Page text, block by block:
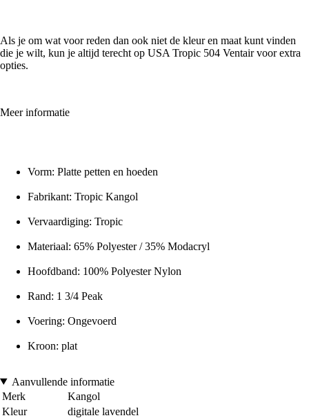
Als je om wat voor reden dan ook niet de kleur en maat kunt vinden
die je wilt, kun je altijd terecht op USA Tropic 504 Ventair voor extra
opties.
Meer informatie
Vorm: Platte petten en hoeden
Fabrikant: Tropic Kangol
Vervaardiging: Tropic
Materiaal: 65% Polyester / 35% Modacryl
Hoofdband: 100% Polyester Nylon
Rand: 1 3/4 Peak
Voering: Ongevoerd
Kroon: plat
Aanvullende informatie
Merk
Kangol
Kleur
digitale lavendel